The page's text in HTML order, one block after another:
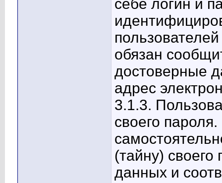
себе логин и
обязан
достоверные
адрес
3.1.3.
своего
(тайну)
данных и